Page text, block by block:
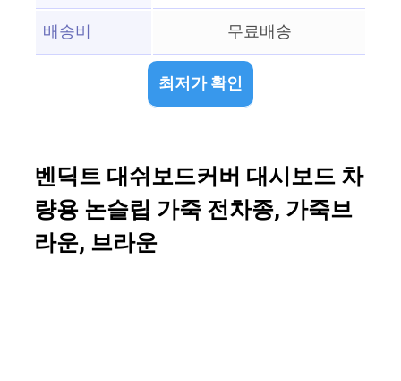
배송비
무료배송
최저가 확인
벤딕트 대쉬보드커버 대시보드 차
량용 논슬립 가죽 전차종, 가죽브
라운, 브라운